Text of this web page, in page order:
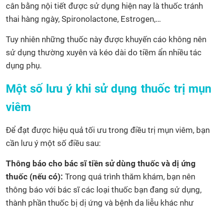
cân bằng nội tiết được sử dụng hiện nay là thuốc tránh
thai hàng ngày, Spironolactone, Estrogen,…
Tuy nhiên những thuốc này được khuyến cáo không nên
sử dụng thường xuyên và kéo dài do tiềm ẩn nhiều tác
dụng phụ.
Một số lưu ý khi sử dụng thuốc trị mụn
viêm
Để đạt được hiệu quả tối ưu trong điều trị mụn viêm, bạn
cần lưu ý một số điều sau:
Thông báo cho bác sĩ tiền sử dùng thuốc và dị ứng
thuốc (nếu có): Trong quá trình thăm khám, bạn nên
thông báo với bác sĩ các loại thuốc bạn đang sử dụng,
thành phần thuốc bị dị ứng và bệnh da liễu khác như